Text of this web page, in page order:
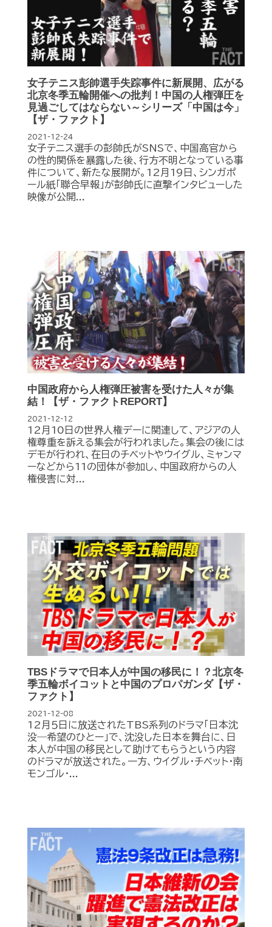
女子テニス彭帥選手失踪事件に新展開、広がる
北京冬季五輪開催への批判！中国の人権弾圧を
見過ごしてはならない～シリーズ「中国は今」
【ザ・ファクト】
2021-12-24
女子テニス選手の彭帥氏がSNSで、中国高官から
の性的関係を暴露した後、行方不明となっている事
件について、新たな展開が。12月19日、シンガポ
ール紙「聯合早報」が彭帥氏に直撃インタビューした
映像が公開...
中国政府から人権弾圧被害を受けた人々が集
結！【ザ・ファクトREPORT】
2021-12-12
12月10日の世界人権デーに関連して、アジアの人
権尊重を訴える集会が行われました。集会の後には
デモが行われ、在日のチベットやウイグル、ミャンマ
ーなどから11の団体が参加し、中国政府からの人
権侵害に対...
TBSドラマで日本人が中国の移民に！？北京冬
季五輪ボイコットと中国のプロパガンダ【ザ・
ファクト】
2021-12-08
12月５日に放送されたTBS系列のドラマ「日本沈
没―希望のひとー」で、沈没した日本を舞台に、日
本人が中国の移民として助けてもらうという内容
のドラマが放送された。一方、ウイグル・チベット・南
モンゴル・...